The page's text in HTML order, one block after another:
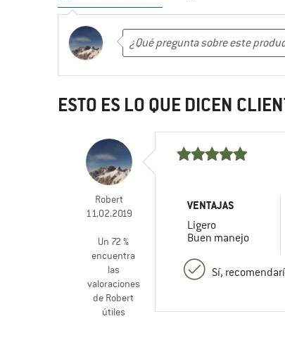
ESTO ES LO QUE DICEN
Robert
11.02.2019
Un 72 %
encuentra
las
valoraciones
de Robert
útiles
VENTAJAS
Ligero
Buen manejo
Sí,